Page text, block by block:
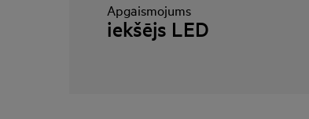
Apgaismojums
iekšējs LED